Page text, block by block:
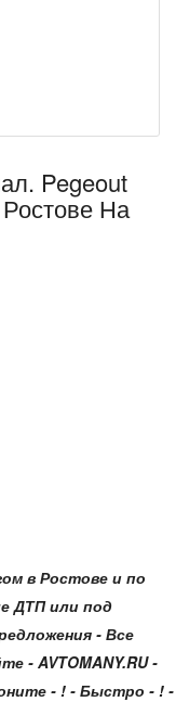
Pegeout
На
в Ростове и по
ДТП или под
- Все
- AVTOMANY.RU -
- ! - Быстро - ! -